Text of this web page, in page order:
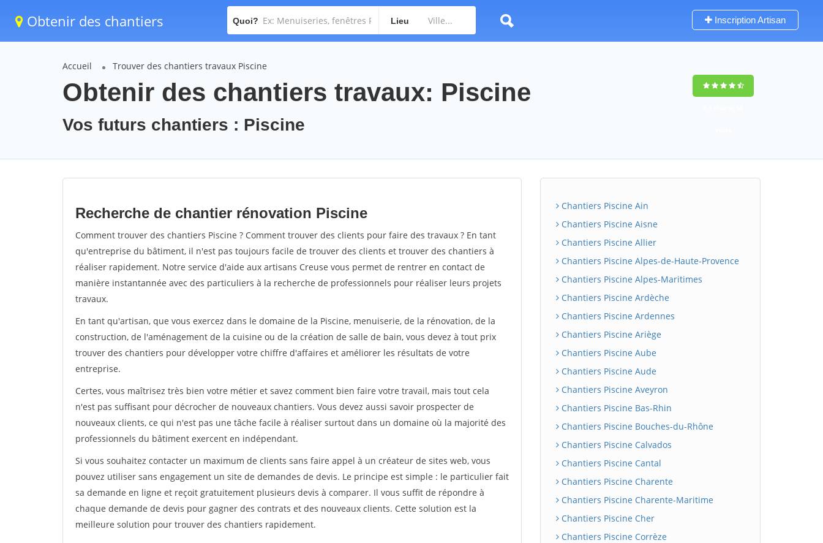
Obtenir des chantiers Quoi? Lieu Inscription Artisan
Accueil Trouver des chantiers travaux Piscine
Obtenir des chantiers travaux: Piscine
Vos futurs chantiers : Piscine
Recherche de chantier rénovation Piscine
Comment trouver des chantiers Piscine ? Comment trouver des clients pour faire des travaux ? En tant
qu'entreprise du bâtiment, il n'est pas toujours facile de trouver des clients et trouver des chantiers à
réaliser rapidement. Notre service d'aide aux artisans Creuse vous permet de rentrer en contact de
manière instantannée avec des particuliers à la recherche de professionnels pour réaliser leurs projets
travaux.
En tant qu'artisan, que vous exercez dans le domaine de la Piscine, menuiserie, de la rénovation, de la
construction, de l'aménagement de la cuisine ou de la création de salle de bain, vous devez à tout prix
trouver des chantiers pour développer votre chiffre d'affaires et améliorer les résultats de votre
entreprise.
Certes, vous maîtrisez très bien votre métier et savez comment bien faire votre travail, mais tout cela
n'est pas suffisant pour décrocher de nouveaux chantiers. Vous devez aussi savoir prospecter de
nouveaux clients, ce qui n'est pas une tâche facile à réaliser surtout dans un domaine où la majorité des
professionnels du bâtiment exercent en indépendant.
Si vous souhaitez contacter un maximum de clients sans faire appel à un créateur de sites web, vous
pouvez utiliser sans engagement un site de demandes de devis. Le principe est simple : le particulier fait
sa demande en ligne et reçoit gratuitement plusieurs devis à comparer. Il vous suffit de répondre à
chaque demande de devis pour gagner des contrats et des nouveaux clients. Cette solution est la
meilleure solution pour trouver des chantiers rapidement.
Chantiers Piscine Ain
Chantiers Piscine Aisne
Chantiers Piscine Allier
Chantiers Piscine Alpes-de-Haute-Provence
Chantiers Piscine Alpes-Maritimes
Chantiers Piscine Ardèche
Chantiers Piscine Ardennes
Chantiers Piscine Ariège
Chantiers Piscine Aube
Chantiers Piscine Aude
Chantiers Piscine Aveyron
Chantiers Piscine Bas-Rhin
Chantiers Piscine Bouches-du-Rhône
Chantiers Piscine Calvados
Chantiers Piscine Cantal
Chantiers Piscine Charente
Chantiers Piscine Charente-Maritime
Chantiers Piscine Cher
Chantiers Piscine Corrèze